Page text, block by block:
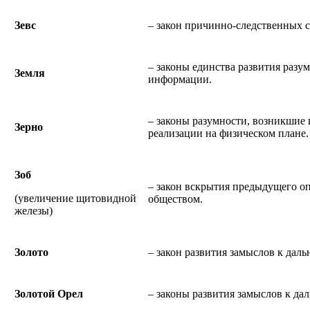
Зевс – закон причинно-следственных
Земля
– законы единства развития
информации.
Зерно
– законы разумности, возникшие
реализации на физическом плане.
Зоб
(увеличение щитовидной
железы)
– закон вскрытия предыдущего
обществом.
Золото – закон развития замыслов к
Золотой Орел – законы развития замыслов к